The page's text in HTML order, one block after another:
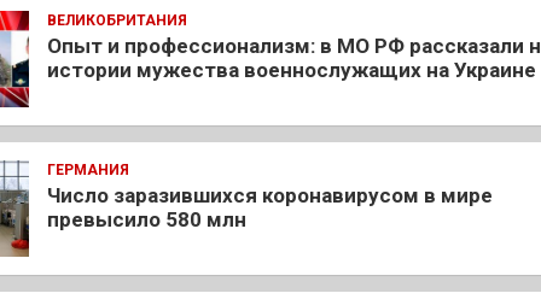
ВЕЛИКОБРИТАНИЯ
Опыт и профессионализм: в МО РФ рассказали
истории мужества военнослужащих на Украине
ГЕРМАНИЯ
Число заразившихся коронавирусом в мире
превысило 580 млн